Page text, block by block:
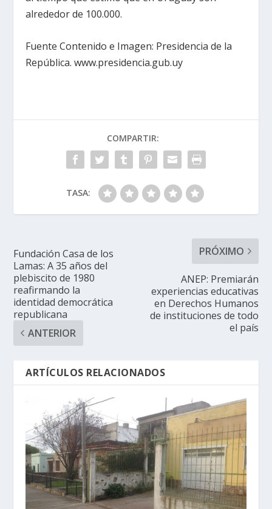
alrededor de 100.000.
Fuente Contenido e Imagen: Presidencia de la
República. www.presidencia.gub.uy
COMPARTIR:
TASA:
Fundación Casa de los
Lamas: A 35 años del
plebiscito de 1980
reafirmando la
identidad democrática
republicana
ANTERIOR
PRÓXIMO
ANEP: Premiarán
experiencias educativas
en Derechos Humanos
de instituciones de todo
el país
ARTÍCULOS RELACIONADOS